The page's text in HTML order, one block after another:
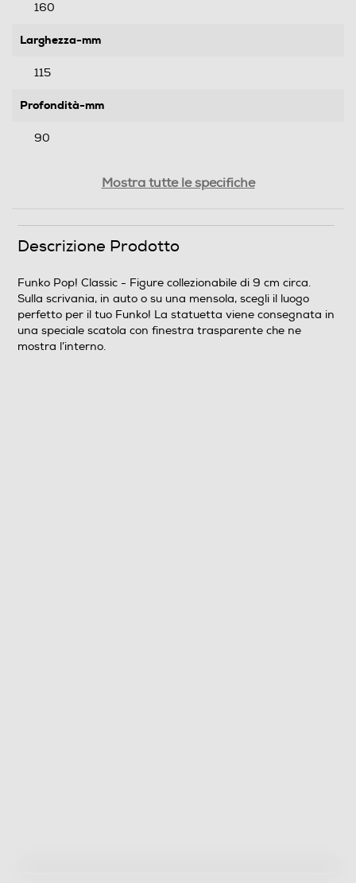
160
Larghezza-mm
115
Profondità-mm
90
Informazioni sulla sicurezza del prodotto
Clicca qui
Mostra tutte le specifiche
Descrizione Prodotto
Funko Pop! Classic - Figure collezionabile di 9 cm circa.
Sulla scrivania, in auto o su una mensola, scegli il luogo
perfetto per il tuo Funko! La statuetta viene consegnata in
una speciale scatola con finestra trasparente che ne
mostra l’interno.